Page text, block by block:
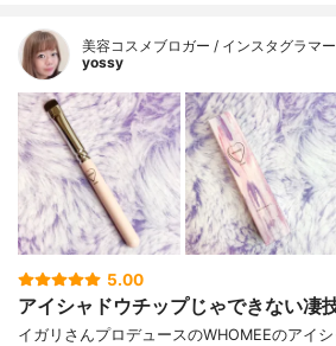
美容コスメブロガー / インスタグラマー
yossy
5.00
アイシャドウチップじゃできない凄
イガリさんプロデュースのWHOMEEのアイ